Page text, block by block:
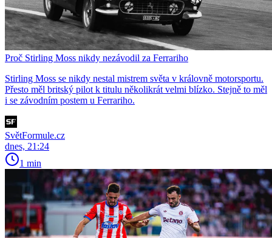
Proč Stirling Moss nikdy nezávodil za Ferrariho
Stirling Moss se nikdy nestal mistrem světa v královně motorsportu.
Přesto měl britský pilot k titulu několikrát velmi blízko. Stejně to měl
i se závodním postem u Ferrariho.
SvětFormule.cz
dnes, 21:24
1 min